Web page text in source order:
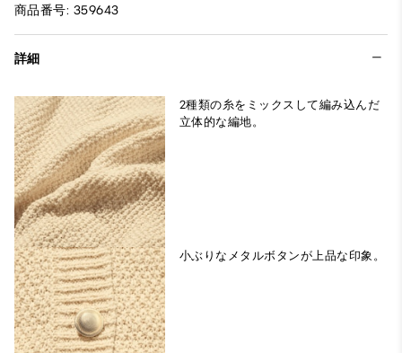
商品番号: 359643
詳細
2種類の糸をミックスして編み込んだ
立体的な編地。
小ぶりなメタルボタンが上品な印象。